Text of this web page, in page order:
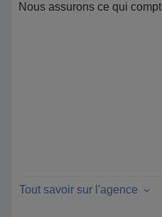
Nous assurons ce qui
Tout savoir sur l'agence